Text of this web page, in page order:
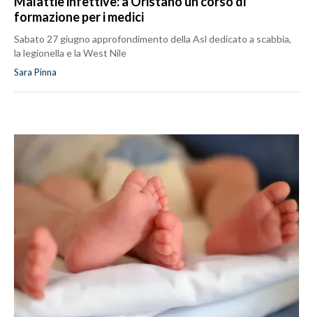
formazione per i medici
Sabato 27 giugno approfondimento della Asl dedicato a scabbia,
la legionella e la West Nile
Sara Pinna